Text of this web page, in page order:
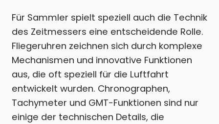
Für Sammler spielt speziell auch die Technik
des Zeitmessers eine entscheidende Rolle.
Fliegeruhren zeichnen sich durch komplexe
Mechanismen und innovative Funktionen
aus, die oft speziell für die Luftfahrt
entwickelt wurden. Chronographen,
Tachymeter und GMT-Funktionen sind nur
einige der technischen Details, die